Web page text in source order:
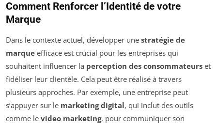
Comment Renforcer l’Identité de votre
Marque
Dans le contexte actuel, développer une stratégie de
marque efficace est crucial pour les entreprises qui
souhaitent influencer la perception des consommateurs et
fidéliser leur clientèle. Cela peut être réalisé à travers
plusieurs approches. Par exemple, une entreprise peut
s’appuyer sur le marketing digital, qui inclut des outils
comme le video marketing, pour communiquer son